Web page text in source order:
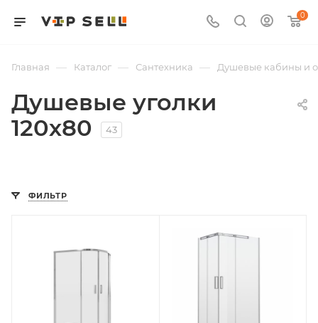
0
Главная — Каталог — Сантехника — Душевые кабины и
Душевые уголки
120х80
43
ФИЛЬТР